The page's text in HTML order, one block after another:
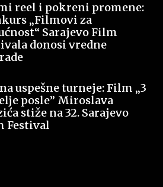
reel i pokreni promene:
„Filmovi za
Sarajevo Film
donosi vredne
uspešne turneje: Film „3
posle” Miroslava
stiže na 32. Sarajevo
Festival